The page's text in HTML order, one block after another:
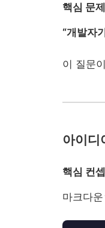
핵심 문제
“개발자
이 질문이
아이디
핵심 컨셉
마크다